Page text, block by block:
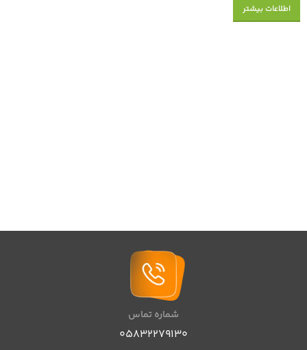
اطلاعات بیشتر
شماره تماس
05832279130